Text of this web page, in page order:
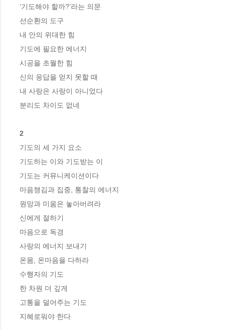
‘기도해야 할까?’라는 의문
선순환의 도구
내 안의 위대한 힘
기도에 필요한 에너지
시공을 초월한 힘
신의 응답을 얻지 못할 때
내 사랑은 사랑이 아니었다
분리도 차이도 없네
2
기도의 세 가지 요소
기도하는 이와 기도받는 이
기도는 커뮤니케이션이다
마음챙김과 집중, 통찰의 에너지
원망과 미움은 놓아버려라
신에게 절하기
마음으로 독경
사랑의 에너지 보내기
온몸, 온마음을 다하라
수행자의 기도
한 차원 더 깊게
고통을 덜어주는 기도
지혜로워야 한다